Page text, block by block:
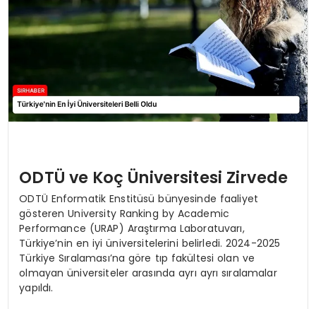
ODTÜ ve Koç Üniversitesi Zirvede
ODTÜ Enformatik Enstitüsü bünyesinde faaliyet
gösteren University Ranking by Academic
Performance (URAP) Araştırma Laboratuvarı,
Türkiye’nin en iyi üniversitelerini belirledi. 2024-2025
Türkiye Sıralaması’na göre tıp fakültesi olan ve
olmayan üniversiteler arasında ayrı ayrı sıralamalar
yapıldı.